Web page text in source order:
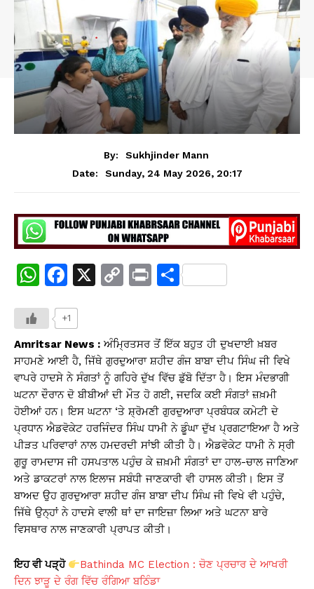
By:
Sukhjinder Mann
Date:
Sunday, 24 May 2026, 20:17
W
at
s
A
p
p
F
c
e
b
o
o
k
X
C
y
Li
n
k
Pr S
e
+1
Amritsar News : ਅੰਮ੍ਰਿਤਸਰ ਤੋਂ ਇੱਕ ਬਹੁਤ ਹੀ ਦੁਖਦਾਈ ਖ਼ਬਰ
ਸਾਹਮਣੇ ਆਈ ਹੈ, ਜਿੱਥੇ ਗੁਰਦੁਆਰਾ ਸ਼ਹੀਦ ਗੰਜ ਬਾਬਾ ਦੀਪ ਸਿੰਘ ਜੀ ਵਿਖੇ
ਵਾਪਰੇ ਹਾਦਸੇ ਨੇ ਸੰਗਤਾਂ ਨੂੰ ਗਹਿਰੇ ਦੁੱਖ ਵਿੱਚ ਡੁੱਬੋ ਦਿੱਤਾ ਹੈ। ਇਸ ਮੰਦਭਾਗੀ
ਘਟਨਾ ਦੌਰਾਨ ਦੋ ਬੀਬੀਆਂ ਦੀ ਮੌਤ ਹੋ ਗਈ, ਜਦਕਿ ਕਈ ਸੰਗਤਾਂ ਜ਼ਖ਼ਮੀ
ਹੋਈਆਂ ਹਨ। ਇਸ ਘਟਨਾ ‘ਤੇ ਸ਼੍ਰੋਮਣੀ ਗੁਰਦੁਆਰਾ ਪ੍ਰਬੰਧਕ ਕਮੇਟੀ ਦੇ
ਪ੍ਰਧਾਨ ਐਡਵੋਕੇਟ ਹਰਜਿੰਦਰ ਸਿੰਘ ਧਾਮੀ ਨੇ ਡੂੰਘਾ ਦੁੱਖ ਪ੍ਰਗਟਾਇਆ ਹੈ ਅਤੇ
ਪੀੜਤ ਪਰਿਵਾਰਾਂ ਨਾਲ ਹਮਦਰਦੀ ਸਾਂਝੀ ਕੀਤੀ ਹੈ। ਐਡਵੋਕੇਟ ਧਾਮੀ ਨੇ ਸ੍ਰੀ
ਗੁਰੂ ਰਾਮਦਾਸ ਜੀ ਹਸਪਤਾਲ ਪਹੁੰਚ ਕੇ ਜ਼ਖ਼ਮੀ ਸੰਗਤਾਂ ਦਾ ਹਾਲ-ਚਾਲ ਜਾਣਿਆ
ਅਤੇ ਡਾਕਟਰਾਂ ਨਾਲ ਇਲਾਜ ਸਬੰਧੀ ਜਾਣਕਾਰੀ ਵੀ ਹਾਸਲ ਕੀਤੀ। ਇਸ ਤੋਂ
ਬਾਅਦ ਉਹ ਗੁਰਦੁਆਰਾ ਸ਼ਹੀਦ ਗੰਜ ਬਾਬਾ ਦੀਪ ਸਿੰਘ ਜੀ ਵਿਖੇ ਵੀ ਪਹੁੰਚੇ,
ਜਿੱਥੇ ਉਨ੍ਹਾਂ ਨੇ ਹਾਦਸੇ ਵਾਲੀ ਥਾਂ ਦਾ ਜਾਇਜ਼ਾ ਲਿਆ ਅਤੇ ਘਟਨਾ ਬਾਰੇ
ਵਿਸਥਾਰ ਨਾਲ ਜਾਣਕਾਰੀ ਪ੍ਰਾਪਤ ਕੀਤੀ।
ਇਹ ਵੀ ਪੜ੍ਹੋ
Bathinda MC Election : ਚੋਣ ਪ੍ਰਚਾਰ ਦੇ ਆਖਰੀ
ਦਿਨ ਝਾੜੂ ਦੇ ਰੰਗ ਵਿੱਚ ਰੰਗਿਆ ਬਠਿੰਡਾ